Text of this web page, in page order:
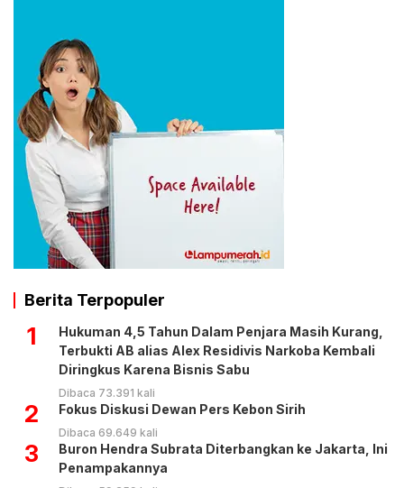
Berita Terpopuler
1
Hukuman 4,5 Tahun Dalam Penjara Masih Kurang,
Terbukti AB alias Alex Residivis Narkoba Kembali
Diringkus Karena Bisnis Sabu
Dibaca 73.391 kali
2 Fokus Diskusi Dewan Pers Kebon Sirih
Dibaca 69.649 kali
3
Buron Hendra Subrata Diterbangkan ke Jakarta, Ini
Penampakannya